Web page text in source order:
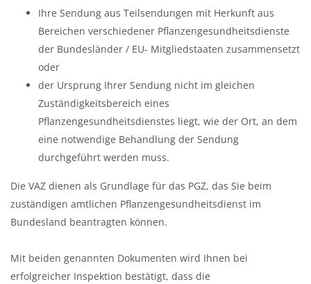
Ihre Sendung aus Teilsendungen mit Herkunft aus
Bereichen verschiedener Pflanzengesundheitsdienste
der Bundesländer / EU- Mitgliedstaaten zusammensetzt
oder
der Ursprung Ihrer Sendung nicht im gleichen
Zuständigkeitsbereich eines
Pflanzengesundheitsdienstes liegt, wie der Ort, an dem
eine notwendige Behandlung der Sendung
durchgeführt werden muss.
Die VAZ dienen als Grundlage für das PGZ, das Sie beim
zuständigen amtlichen Pflanzengesundheitsdienst im
Bundesland beantragten können.
Mit beiden genannten Dokumenten wird Ihnen bei
erfolgreicher Inspektion bestätigt, dass die